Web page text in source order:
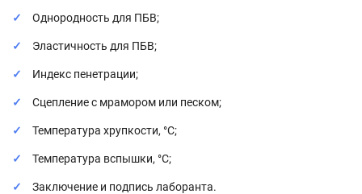
Однородность для ПБВ;
Эластичность для ПБВ;
Индекс пенетрации;
Сцепление с мрамором или песком;
Температура хрупкости, °C;
Температура вспышки, °C;
Заключение и подпись лаборанта.